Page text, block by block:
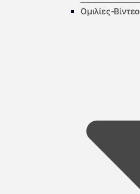
Ομιλίες-Βίντεο